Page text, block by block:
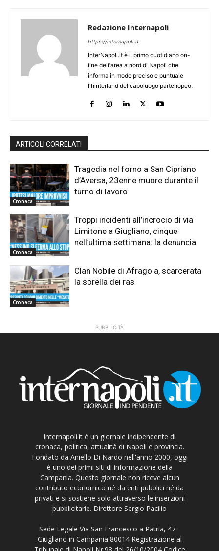
Redazione Internapoli
https://internapoli.it
InterNapoli.it è il primo quotidiano on-
line dell'area a nord di Napoli che
informa in modo preciso e puntuale
l'hinterland del capoluogo partenopeo.
ARTICOLI CORRELATI
Cronaca
Tragedia nel forno a San Cipriano
d’Aversa, 23enne muore durante il
turno di lavoro
Cronaca
Troppi incidenti all’incrocio di via
Limitone a Giugliano, cinque
nell’ultima settimana: la denuncia
Cronaca
Clan Nobile di Afragola, scarcerata
la sorella dei ras
PUBBLICITÀ
Internapoli.it è un giornale indipendente di
cronaca, politica, attualità di Napoli e provincia.
Fondato da Aniello Di Nardo nell'anno 2000, oggi
è uno dei primi siti di informazione della
Campania. Questo giornale non riceve alcun
contributo economico né da enti pubblici né da
privati e si sostiene solo attraverso le inserzioni
pubblicitarie. Direttore Sergio Pacilio
Sede Legale Via San Francesco a Patria, 47 -
Giugliano in Campania 80014 Registrazione al
Tribunale di Napoli Nr.98 del 26/10/2004 Codice